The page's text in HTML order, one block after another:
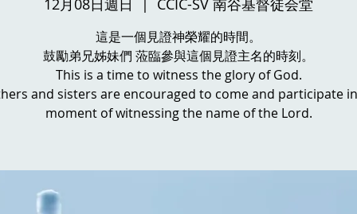
12月08日週日 CCIC-SV 南谷基督徒会堂
這是一個見證神榮耀的時間。
鼓勵弟兄姊妹們 蒞臨參與這個見證主名的時刻。
This is a time to witness the glory of God.
and sisters are encouraged to come and participate
moment of witnessing the name of the Lord.